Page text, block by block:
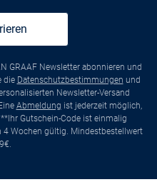
GRAAF Newsletter abonnieren und
die Datenschutzbestimmungen und
Newsletter-Versand
Abmeldung ist jederzeit möglich,
**Ihr Gutschein-Code ist einmalig
Wochen gültig. Mindestbestellwert